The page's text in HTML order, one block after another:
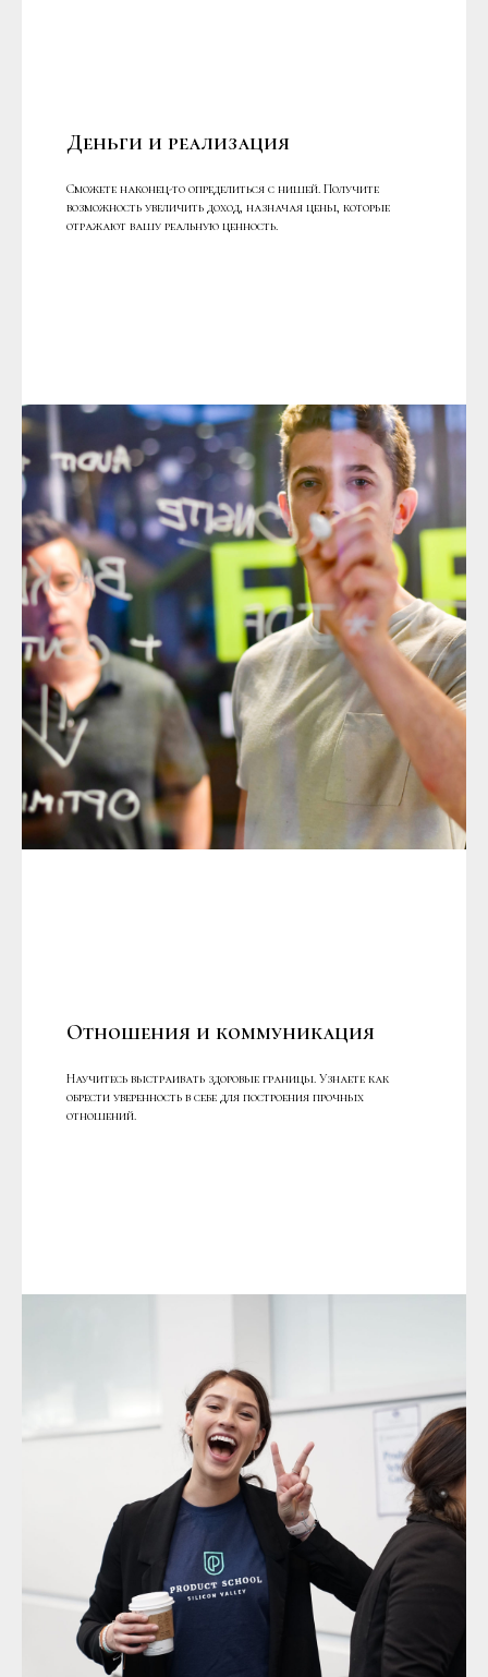
Деньги и реализация
Сможете наконец-то определиться с нишей. Получите
возможность увеличить доход, назначая цены, которые
отражают вашу реальную ценность.
Отношения и коммуникация
Научитесь выстраивать здоровые границы. Узнаете как
обрести уверенность в себе для построения прочных
отношений.